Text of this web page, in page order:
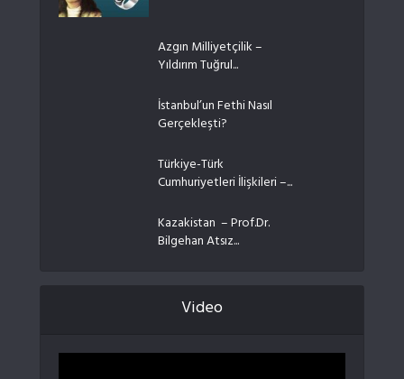
Azgın Milliyetçilik –
Yıldırım Tuğrul...
İstanbul’un Fethi Nasıl
Gerçekleşti?
Türkiye-Türk
Cumhuriyetleri İlişkileri –...
Kazakistan – Prof.Dr.
Bilgehan Atsız...
Video